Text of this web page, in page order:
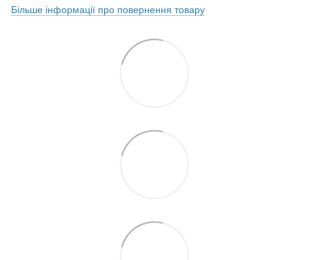
Більше інформації про повернення товару